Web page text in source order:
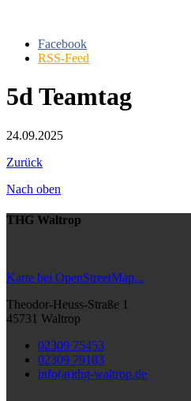
Facebook
RSS-Feed
5d Teamtag
24.09.2025
Zurück
Nach oben
THG Waltrop
Karte bei OpenStreetMap...
Theodor-Heuss-Straße 1
45731 Waltrop
02309 75453
02309 79183
info(at)thg-waltrop.de